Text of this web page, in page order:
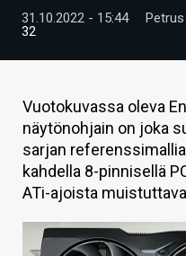
VIDEOT
TIETOA
HINTA.FI
KAUPPA
VAIHDA TEEMA
31.10.2022 - 15:44
32
Vuotokuvassa oleva
näytönohjain on joka
sarjan
kahdella 8-pinnisellä
ATi-ajoista